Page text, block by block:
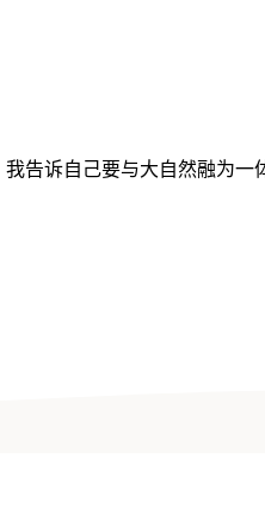
告诉自己要与大自然融为